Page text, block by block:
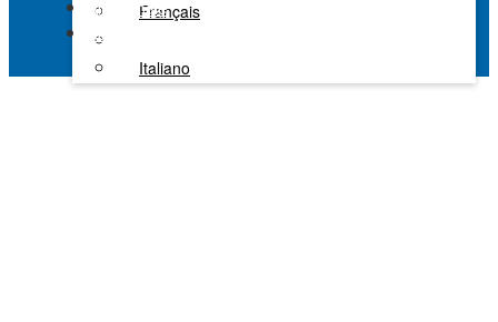
Français
Italiano
Alle Kanäle
Kaltura Learning